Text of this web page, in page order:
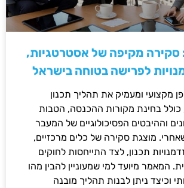
סקירה מקיפה של אסטרטגיות,
לפרישה בטוחה בישראל
מקצועי ומעמיק את תהליך תכנון
בחינת מקורות ההכנסה, הטבות
וההיבטים הפסיכולוגיים של המעבר
מוצגת סקירה של כלים מרכזיים,
תכנון, לצד התייחסות לחוקים
המאמר מיועד למי שמעוניין להבין מהו
וכיצד ניתן לבנות תהליך מובנה